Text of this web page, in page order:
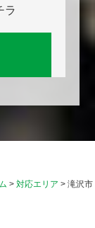
ラ
> 対応エリア > 滝沢市